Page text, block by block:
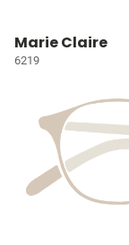
Marie Claire
6219